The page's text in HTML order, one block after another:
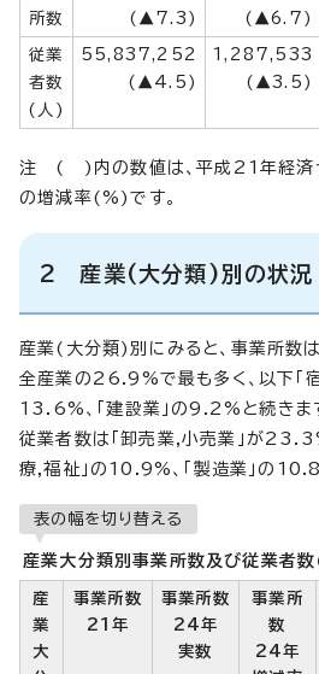
所数
(▲7.3)
(▲6.7)
従業
者数
(人)
55,837,252
(▲4.5)
1,287,533
(▲3.5)
注 ( )内の数値は、平成21年経済
の増減率(%)です。
2 産業(大分類)別の状況
産業(大分類)別にみると、事業所数
全産業の26.9%で最も多く、以下「
13.6%、「建設業」の9.2%と続きま
従業者数は「卸売業,小売業」が
療,福祉」の10.9%、「製造業」の
表の幅を切り替える
産業大分類別事業所数及び従業者
産
業
大
事業所数
21年
事業所数
24年
実数
事業所
数
24年